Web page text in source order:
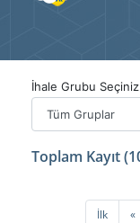
İhale Grubu
Toplam Kayıt
İlk «